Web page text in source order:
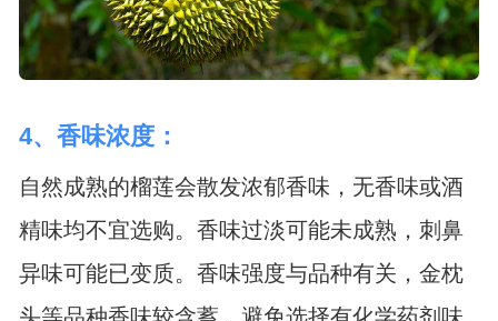
4、香味浓度：
自然成熟的榴莲会散发浓郁香味，无香味或酒
精味均不宜选购。香味过淡可能未成熟，刺鼻
异味可能已变质。香味强度与品种有关，金枕